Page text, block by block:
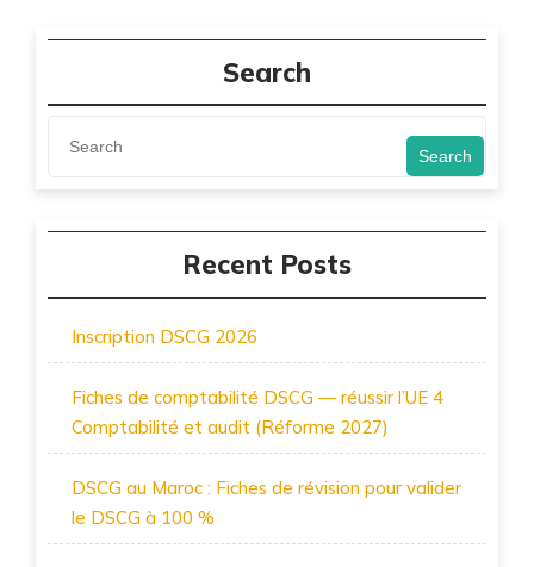
Search
Search
Recent Posts
Inscription DSCG 2026
Fiches de comptabilité DSCG — réussir l’UE 4
Comptabilité et audit (Réforme 2027)
DSCG au Maroc : Fiches de révision pour valider
le DSCG à 100 %